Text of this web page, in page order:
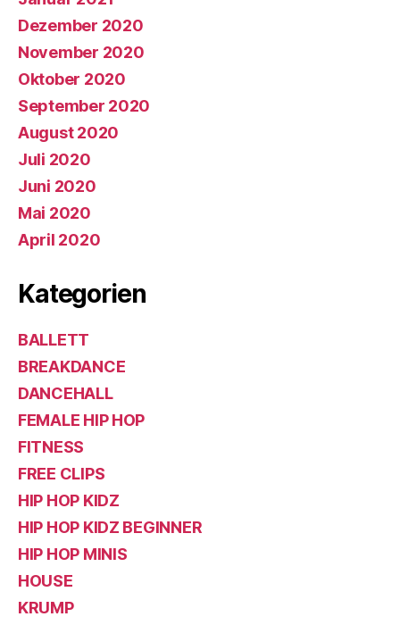
Dezember 2020
November 2020
Oktober 2020
September 2020
August 2020
Juli 2020
Juni 2020
Mai 2020
April 2020
Kategorien
BALLETT
BREAKDANCE
DANCEHALL
FEMALE HIP HOP
FITNESS
FREE CLIPS
HIP HOP KIDZ
HIP HOP KIDZ BEGINNER
HIP HOP MINIS
HOUSE
KRUMP